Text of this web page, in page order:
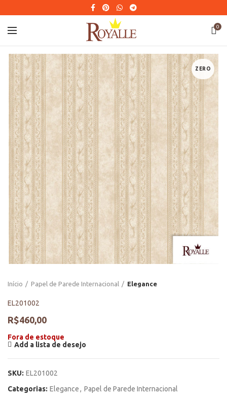
0
ZERO
Início Papel de Parede Internacional Elegance
EL201002
R$460,00
Fora de estoque
Add a lista de desejo
SKU: EL201002
Categorias: Elegance, Papel de Parede Internacional